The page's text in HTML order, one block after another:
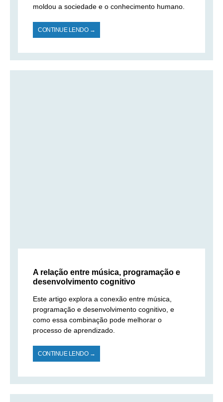
moldou a sociedade e o conhecimento humano.
CONTINUE LENDO →
A relação entre música, programação e
desenvolvimento cognitivo
Este artigo explora a conexão entre música,
programação e desenvolvimento cognitivo, e
como essa combinação pode melhorar o
processo de aprendizado.
CONTINUE LENDO →